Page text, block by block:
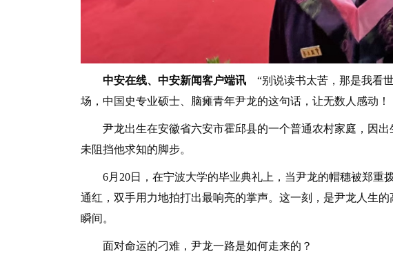
中安在线、中安新闻客户端讯 “别说读书太苦，那是我看
场，中国史专业硕士、脑瘫青年尹龙的这句话，让无数人感动！
尹龙出生在安徽省六安市霍邱县的一个普通农村家庭，因出
未阻挡他求知的脚步。
6月20日，在宁波大学的毕业典礼上，当尹龙的帽穗被郑重
通红，双手用力地拍打出最响亮的掌声。这一刻，是尹龙人生
瞬间。
面对命运的刁难，尹龙一路是如何走来的？